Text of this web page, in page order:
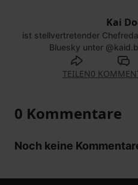
©
Dirk
Kai
ist stellvertretender
Bluesky unter
TEILEN0
0 Kommentare
Noch keine